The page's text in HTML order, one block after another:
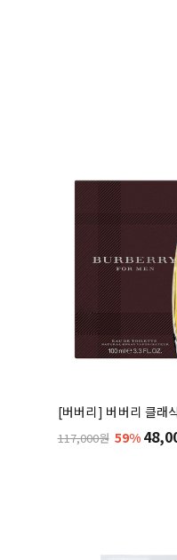
[버버리] 버버리 클래
117,000원 59%